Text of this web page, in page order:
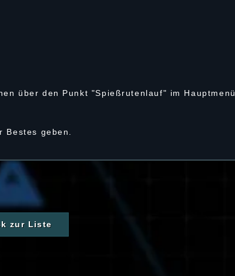
über den Punkt "Spießrutenlauf" im Hauptmenü
geben.
zur Liste